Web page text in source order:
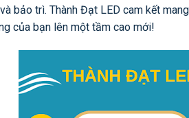
bảo trì. Thành Đạt LED cam kết
của bạn lên một tầm cao mới!